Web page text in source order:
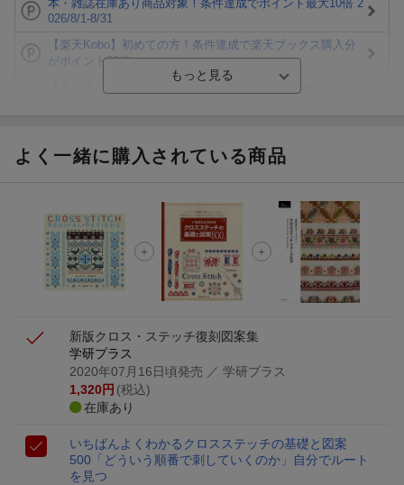
本・雑誌在庫あり商品対象！条件達成でポイント最大10倍 2
026/8/1-8/31
【楽天Kobo】初めての方！条件達成で楽天ブックス購入分
がポイント20倍
ト山分け
エントリー＆3,000円以上購入で無料データSIM（3GB/月プ
ラン）が当たる！
楽天モバイル紹介キャンペーンの拡散で300円OFFクーポン
進呈
よく一緒に購入されている商品
新版クロス・ステッチ復刻図案集
学研プラス
2020年07月16日頃発売 ／ 学研プラス
1,320円 (税込)
在庫あり
いちばんよくわかるクロスステッチの基礎と図案
500 「どういう順番で刺していくのか」自分でルート
を見つ